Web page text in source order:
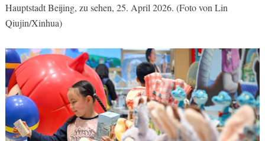
Hauptstadt Beijing, zu sehen, 25. April 2026. (Foto von Lin
Qiujin/Xinhua)